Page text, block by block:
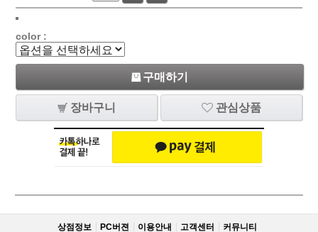
color :
구매하기
장바구니 관심상품
상점정보 PC버젼 이용안내 고객센터 커뮤니티